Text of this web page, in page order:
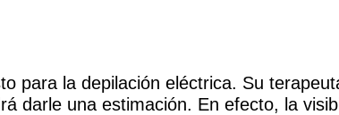
para la depilación eléctrica. Su
darle una estimación. En efecto, la